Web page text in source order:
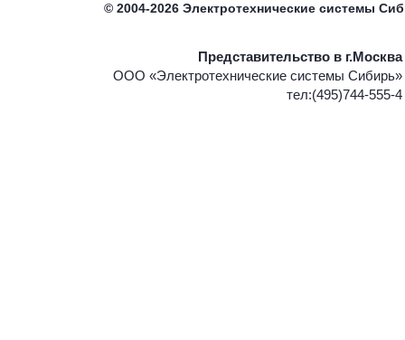
© 2004-2026 Электротехнические системы
Представительство в г.Москва
ООО «Электротехнические системы Сибирь»
тел:(495)744-555-4